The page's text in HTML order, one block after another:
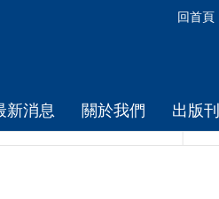
回首頁
新消息 關於我們 出版